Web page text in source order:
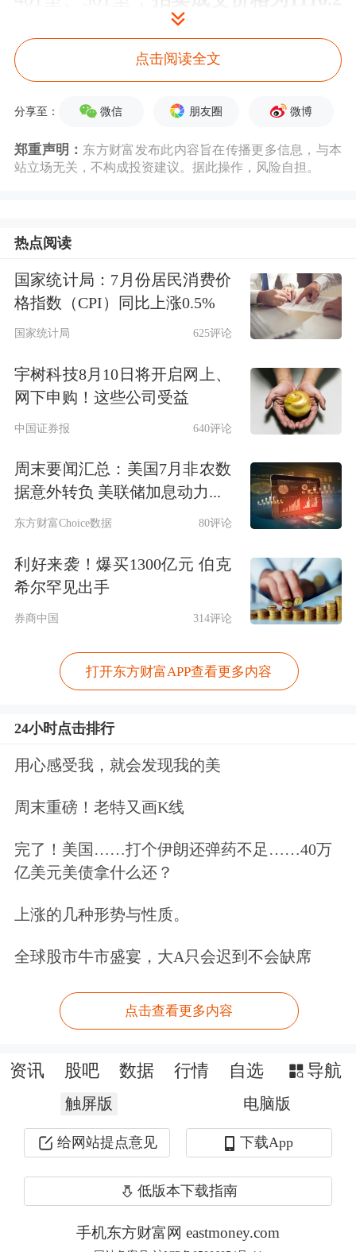
标的物最终成交以杭州市余杭区
人民法院出具拍卖成交裁定为准。
ST美晨表示，本次拍卖不会对公司业绩
产生重大影响，有利于赛石园林盘活现
有资产，化解部分债务风险，对赛石园
后，将同步减少上市公司对赛石园林的
融资担保余额。
资料显示，山东美晨科技集团股份有限
市。其中，全资子公司山东美晨工业集
团有限公司主要研发和生产流体管路、
统、储能装备产品。全资子公司赛石园
林总部设在浙江杭州，旗下拥有三家园
古建、文物保护等一级施工资质和风景
园林甲级设计资质。
2025年9月，美晨科技及相关当事人收
到中国证券监督管理委员会山东监管局
下发的《行政处罚事先告知书》，
2014年至2018年年度报告存在虚假记
2025年，公司营业收入17.93亿元，同
比增长5.54%；归属于上市公司股东的
同比增长18.8%；归属于上市公司股东
为-4836.2万元。
来源：读创财经
现在开户享五档行情变千档行情，及时
洞悉主力意图>>
文章来源：深圳商报·读创
点击阅读全文
分享至： 微信 朋友圈 微博
郑重声明： 东方财富发布此内容旨在传播更多信息，与本
站立场无关，不构成投资建议。据此操作，风险自担。
热点阅读
国家统计局：7月份居民消费价
格指数（CPI）同比上涨0.5%
国家统计局 625评论
宇树科技8月10日将开启网上、
网下申购！这些公司受益
中国证券报 640评论
周末要闻汇总：美国7月非农数
据意外转负 美联储加息动力...
东方财富Choice数据 80评论
利好来袭！爆买1300亿元 伯克
希尔罕见出手
券商中国 314评论
打开东方财富APP查看更多内容
24小时点击排行
用心感受我，就会发现我的美
周末重磅！老特又画K线
完了！美国……打个伊朗还弹药不足……40万
亿美元美债拿什么还？
上涨的几种形势与性质。
全球股市牛市盛宴，大A只会迟到不会缺席
点击查看更多内容
资讯 股吧 数据 行情 自选 导航
触屏版 电脑版
给网站提点意见 下载App
低版本下载指南
手机东方财富网 eastmoney.com